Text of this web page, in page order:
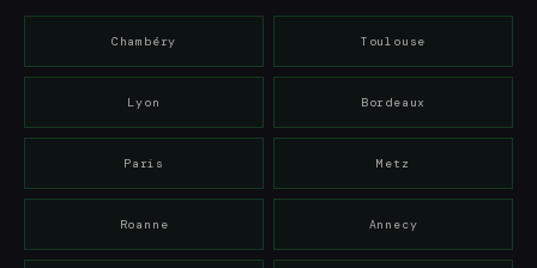
Chambéry Toulouse
Lyon Bordeaux
Paris Metz
Roanne Annecy